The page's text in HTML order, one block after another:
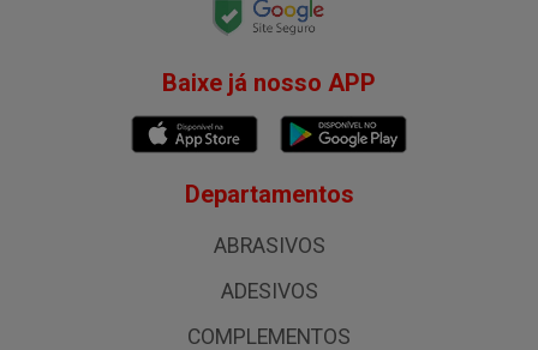
Baixe já nosso APP
Departamentos
ABRASIVOS
ADESIVOS
COMPLEMENTOS